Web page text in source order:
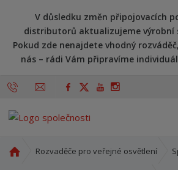
V důsledku změn připojovacích
distributorů aktualizujeme výrobní
Pokud zde nenajdete vhodný
nás – rádi Vám připravíme
Rozvaděče pro veřejné osvětlení